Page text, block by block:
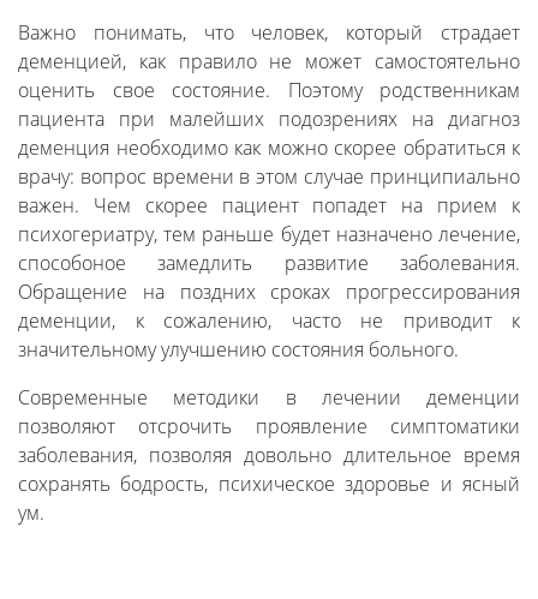
Важно понимать, что человек, который страдает
деменцией, как правило не может самостоятельно
оценить свое состояние. Поэтому родственникам
пациента при малейших подозрениях на диагноз
деменция необходимо как можно скорее обратиться к
врачу: вопрос времени в этом случае принципиально
важен. Чем скорее пациент попадет на прием к
психогериатру, тем раньше будет назначено лечение,
способоное замедлить развитие заболевания.
Обращение на поздних сроках прогрессирования
деменции, к сожалению, часто не приводит к
значительному улучшению состояния больного.
Современные методики в лечении деменции
позволяют отсрочить проявление симптоматики
заболевания, позволяя довольно длительное время
сохранять бодрость, психическое здоровье и ясный
ум.